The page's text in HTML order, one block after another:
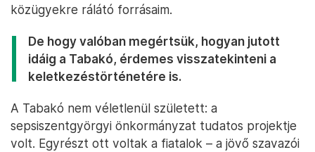
közügyekre rálátó forrásaim.
De hogy valóban megértsük, hogyan jutott
idáig a Tabakó, érdemes visszatekinteni a
keletkezéstörténetére is.
A Tabakó nem véletlenül született: a
sepsiszentgyörgyi önkormányzat tudatos projektje
volt. Egyrészt ott voltak a fiatalok – a jövő szavazói